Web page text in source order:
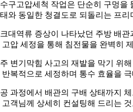
구고압세척 작업은 단순히 구멍을
와 동일한 청결도로 되돌리는 프리
대역류 증상이 나타났던 주방 배
고압 세정을 통해 침전물을 완벽히
변기막힘 사고의 재발을 막기 위
반복적으로 세정하며 통수 효율을
과정에서 배관의 구배 상태까지
고객님께 상세히 컨설팅해 드리는